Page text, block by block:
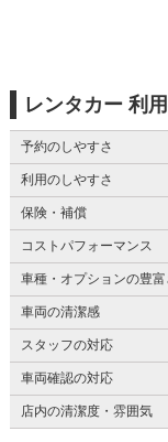
レンタカー 利
予約のしやすさ
利用のしやすさ
保険・補償
コストパフォーマンス
車種・オプションの豊富
車両の清潔感
スタッフの対応
車両確認の対応
店内の清潔度・雰囲気